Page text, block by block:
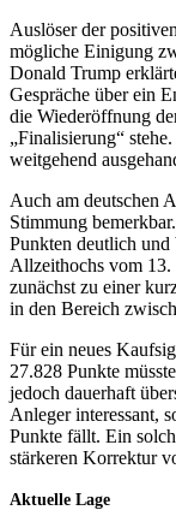
Auslöser der
mögliche Einigung
Donald Trump
Gespräche über ein
die Wiederöffnung
„Finalisierung“
weitgehend
Auch am deutschen
Stimmung
Punkten deutlich und
Allzeithochs vom 13.
zunächst zu einer
in den Bereich
Für ein neues
27.828 Punkte
jedoch dauerhaft
Anleger interessant,
Punkte fällt. Ein
stärkeren Korrektur
Aktuelle Lage